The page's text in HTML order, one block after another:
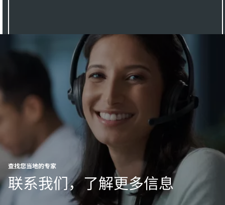
查找您当地的专家
联系我们，了解更多信息